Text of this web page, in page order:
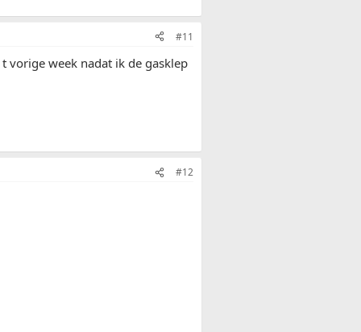
#11
vorige week nadat ik de gasklep
#12